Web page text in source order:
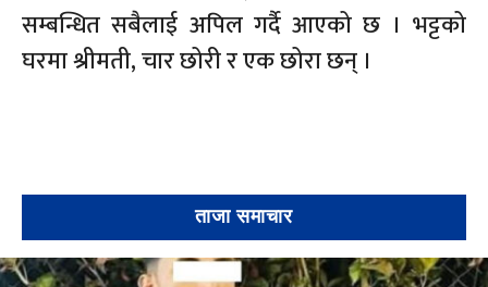
सम्बन्धित सबैलाई अपिल गर्दै आएको छ । भट्टको
घरमा श्रीमती, चार छोरी र एक छोरा छन् ।
ताजा समाचार